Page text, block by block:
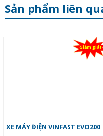
Sản phẩm liên
Giảm giá!
XE MÁY ĐIỆN VINFAST EVO200